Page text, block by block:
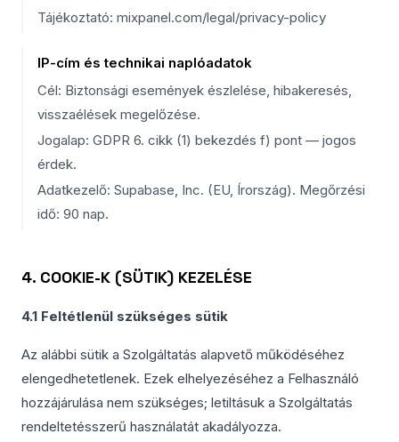
Tájékoztató: mixpanel.com/legal/privacy-policy
IP-cím és technikai naplóadatok
Cél: Biztonsági események észlelése, hibakeresés,
visszaélések megelőzése.
Jogalap: GDPR 6. cikk (1) bekezdés f) pont — jogos
érdek.
Adatkezelő: Supabase, Inc. (EU, Írország). Megőrzési
idő: 90 nap.
4. COOKIE-K (SÜTIK) KEZELÉSE
4.1 Feltétlenül szükséges sütik
Az alábbi sütik a Szolgáltatás alapvető működéséhez
elengedhetetlenek. Ezek elhelyezéséhez a Felhasználó
hozzájárulása nem szükséges; letiltásuk a Szolgáltatás
rendeltetésszerű használatát akadályozza.